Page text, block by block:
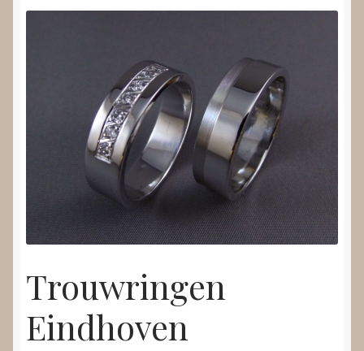
Trouwringen
Eindhoven